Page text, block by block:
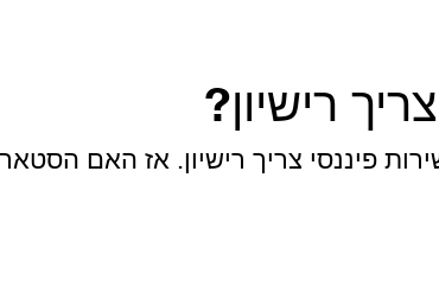
רישיון?
פיננסי צריך רישיון. אז האם